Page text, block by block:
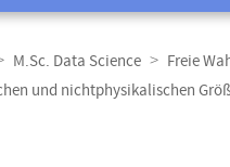
M.Sc. Data Science
Freie
und nichtphysikalischen